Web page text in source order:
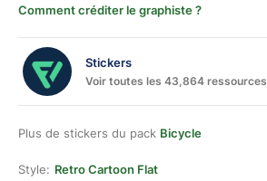
Comment créditer le graphiste ?
Stickers
Voir toutes les 43,864 ressources
Plus de stickers du pack Bicycle
Style: Retro Cartoon Flat